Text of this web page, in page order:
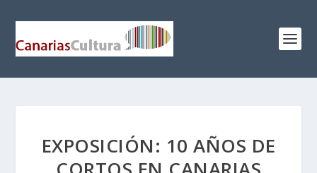
EXPOSICIÓN: 10 AÑOS DE